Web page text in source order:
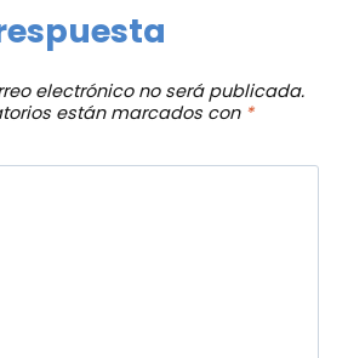
electrónico no será publicada.
están marcados con *